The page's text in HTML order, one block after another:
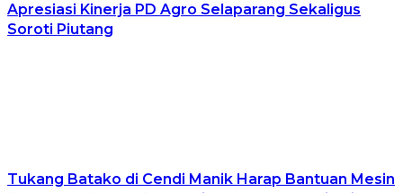
Apresiasi Kinerja PD Agro Selaparang Sekaligus
Soroti Piutang
Tukang Batako di Cendi Manik Harap Bantuan Mesin